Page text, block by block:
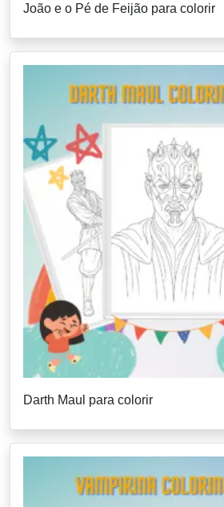
João e o Pé de Feijão para colorir
Darth Maul para colorir